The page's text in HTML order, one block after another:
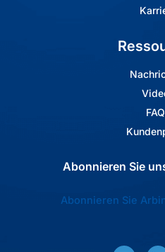
Abonnieren Sie
Abonnieren Sie